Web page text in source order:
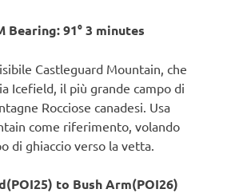
Bearing: 91° 3 minutes
Castleguard Mountain, che
Icefield, il più grande campo di
Rocciose canadesi. Usa
come riferimento, volando
di ghiaccio verso la vetta.
to Bush Arm(POI26)